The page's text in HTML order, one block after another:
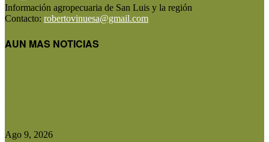
Información agropecuaria de San Luis y la región
Contacto: robertovinuesa@gmail.com
AUN MAS NOTICIAS
Ago 9, 2026